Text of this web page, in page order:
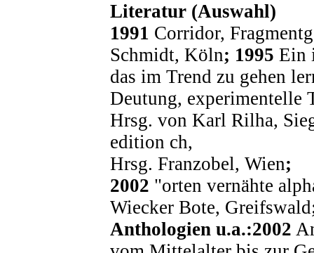
Literatur (Auswahl)
1991 Corridor,
Schmidt, Köln; 1995 Ein
das im Trend zu gehen
Deutung, experimentelle
Hrsg. von Karl Rilha,
edition ch,
Hrsg. Franzobel, Wien;
2002 "orten vernähte
Wiecker Bote, Greifswald
Anthologien u.a.:2002